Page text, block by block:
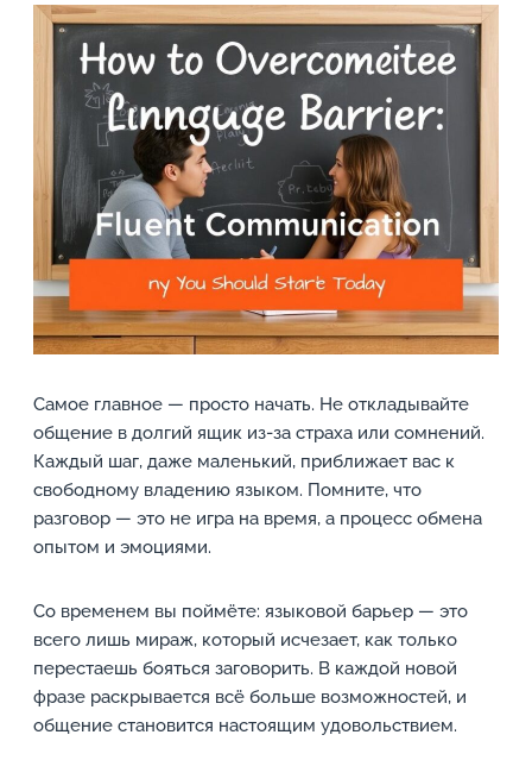
Самое главное — просто начать. Не откладывайте
общение в долгий ящик из-за страха или сомнений.
Каждый шаг, даже маленький, приближает вас к
свободному владению языком. Помните, что
разговор — это не игра на время, а процесс обмена
опытом и эмоциями.
Со временем вы поймёте: языковой барьер — это
всего лишь мираж, который исчезает, как только
перестаешь бояться заговорить. В каждой новой
фразе раскрывается всё больше возможностей, и
общение становится настоящим удовольствием.